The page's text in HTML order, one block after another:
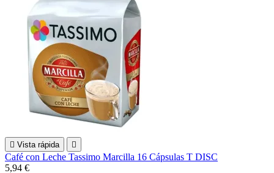
 Vista rápida 
Café con Leche Tassimo Marcilla 16 Cápsulas T DISC
5,94 €